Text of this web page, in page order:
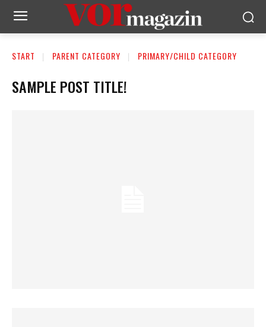
START PARENT CATEGORY PRIMARY/CHILD CATEGORY
SAMPLE POST TITLE!